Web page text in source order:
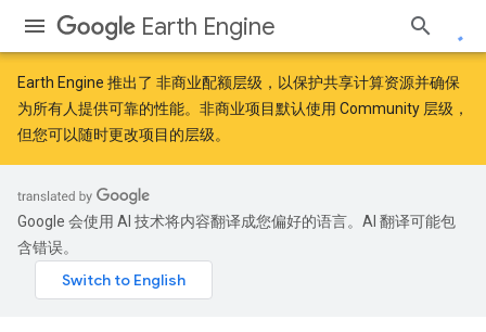
Earth Engine
Earth Engine 推出了 非商业配额层级 ，以保护共享计算资源并确保
为所有人提供可靠的性能。非商业项目默认使用 Community 层级，
但您可以随时更改项目的层级。
Google 会使用 AI 技术将内容翻译成您偏好的语言。AI 翻译可能包
含错误。